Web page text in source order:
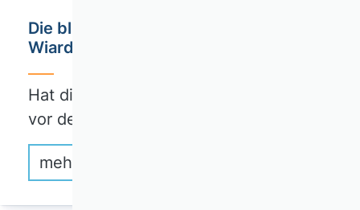
Die blinden Flecken der Ökonomie im
Wiarda-Blog
Hat die Wirtschaftswissenschaft Angst
vor dem…
mehr erfahren